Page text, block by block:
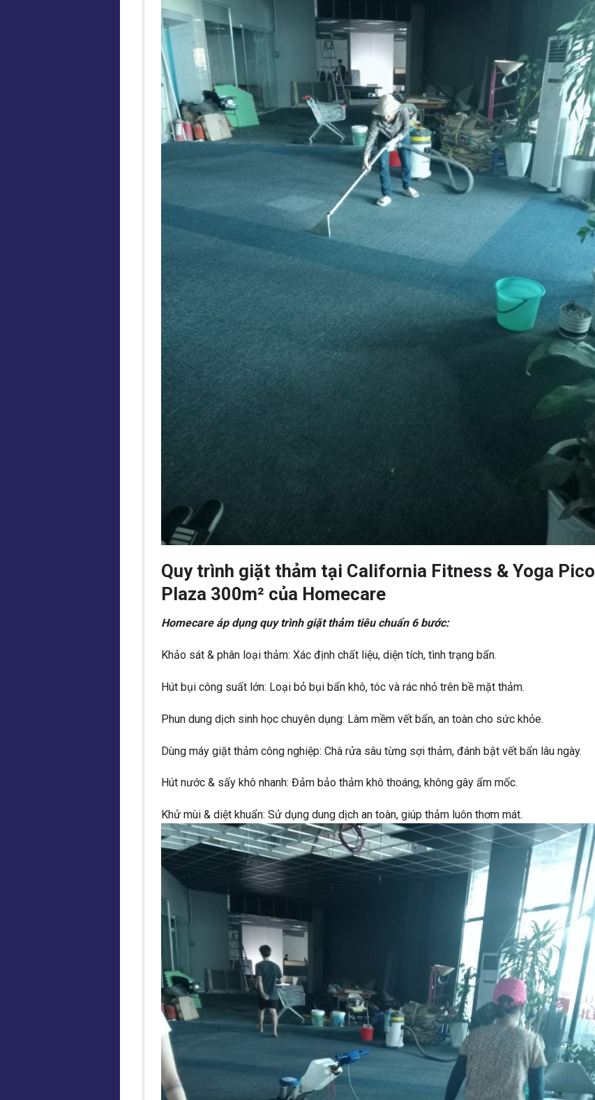
Quy trình giặt thảm tại California Fitness & Yoga Pico
Plaza 300m² của Homecare
Homecare áp dụng quy trình giặt thảm tiêu chuẩn 6 bước:
Khảo sát & phân loại thảm: Xác định chất liệu, diện tích, tình trạng bẩn.
Hút bụi công suất lớn: Loại bỏ bụi bẩn khô, tóc và rác nhỏ trên bề mặt thảm.
Phun dung dịch sinh học chuyên dụng: Làm mềm vết bẩn, an toàn cho sức khỏe.
Dùng máy giặt thảm công nghiệp: Chà rửa sâu từng sợi thảm, đánh bật vết bẩn lâu ngày.
Hút nước & sấy khô nhanh: Đảm bảo thảm khô thoáng, không gây ẩm mốc.
Khử mùi & diệt khuẩn: Sử dụng dung dịch an toàn, giúp thảm luôn thơm mát.